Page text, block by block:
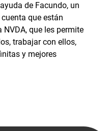
de Facundo, un
que están
que les permite
trabajar con ellos,
y mejores